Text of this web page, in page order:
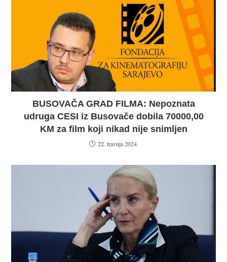
BUSOVAČA GRAD FILMA: Nepoznata
udruga CESI iz Busovače dobila 70000,00
KM za film koji nikad nije snimljen
22. travnja 2024.